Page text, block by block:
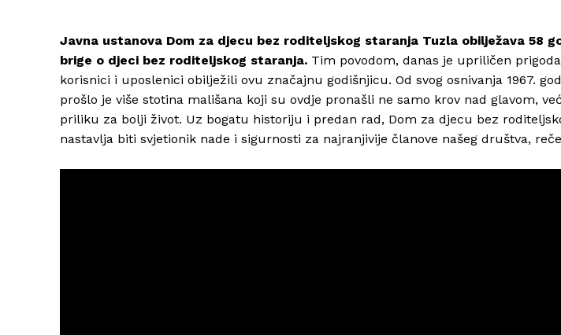
Javna ustanova Dom za djecu bez roditeljskog staranja Tuzla obilježava 58
brige o djeci bez roditeljskog staranja. Tim povodom, danas je upriličen
korisnici i uposlenici obilježili ovu značajnu godišnjicu. Od svog osnivanja 1967.
prošlo je više stotina mališana koji su ovdje pronašli ne samo krov nad glavom,
priliku za bolji život. Uz bogatu historiju i predan rad, Dom za djecu bez
nastavlja biti svjetionik nade i sigurnosti za najranjivije članove našeg društva,